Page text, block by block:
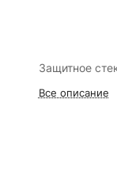
Защитное
Все описание